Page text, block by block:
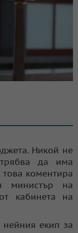
Никой не
трябва да има
коментира
министър на
кабинета на
нейния екип за